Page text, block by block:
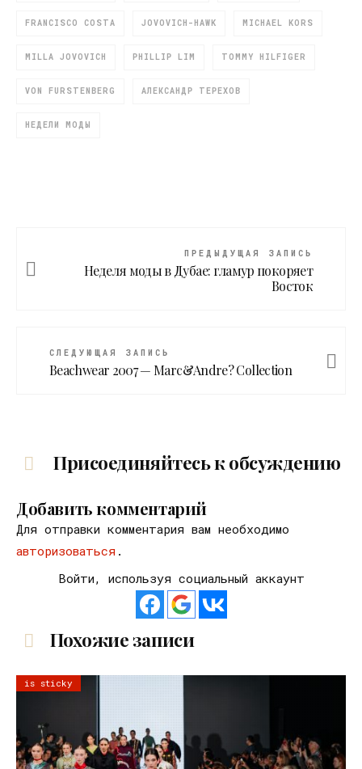
FRANCISCO COSTA JOVOVICH-HAWK MICHAEL KORS
MILLA JOVOVICH PHILLIP LIM TOMMY HILFIGER
VON FURSTENBERG АЛЕКСАНДР ТЕРЕХОВ
НЕДЕЛИ МОДЫ
ПРЕДЫДУЩАЯ ЗАПИСЬ
Неделя моды в Дубае: гламур покоряет
Восток
СЛЕДУЮЩАЯ ЗАПИСЬ
Beachwear 2007 — Marc&Andre? Collection
Присоединяйтесь к обсуждению
Добавить комментарий
Для отправки комментария вам необходимо
авторизоваться .
Войти, используя социальный аккаунт
Похожие записи
is sticky